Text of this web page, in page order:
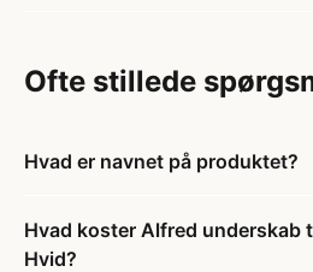
Ofte stillede
Hvad er navnet på produktet?
Hvad koster Alfred underskab
Hvid?